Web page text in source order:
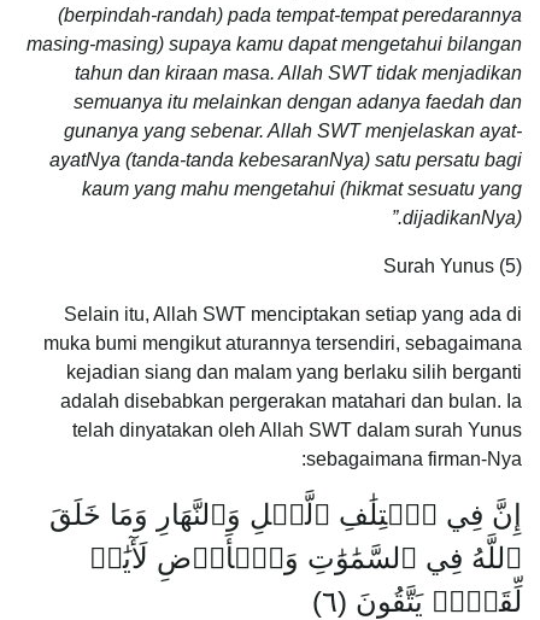
(berpindah-randah) pada tempat-tempat peredarannya
masing-masing) supaya kamu dapat mengetahui bilangan
tahun dan kiraan masa. Allah SWT tidak menjadikan
semuanya itu melainkan dengan adanya faedah dan
gunanya yang sebenar. Allah SWT menjelaskan ayat-
ayatNya (tanda-tanda kebesaranNya) satu persatu bagi
kaum yang mahu mengetahui (hikmat sesuatu yang
dijadikanNya).”
Surah Yunus (5)
Selain itu, Allah SWT menciptakan setiap yang ada di
muka bumi mengikut aturannya tersendiri, sebagaimana
kejadian siang dan malam yang berlaku silih berganti
adalah disebabkan pergerakan matahari dan bulan. Ia
telah dinyatakan oleh Allah SWT dalam surah Yunus
sebagaimana firman-Nya:
إِنَّ فِي ٱخۡتِلَٰفِ ٱلَّيۡلِ وَٱلنَّهَارِ وَمَا خَلَقَ
ٱللَّهُ فِي ٱلسَّمَٰوَٰتِ وَٱلۡأَرۡضِ لَأٓيَٰتٖ
لِّقَوۡمٖ يَتَّقُونَ (٦)